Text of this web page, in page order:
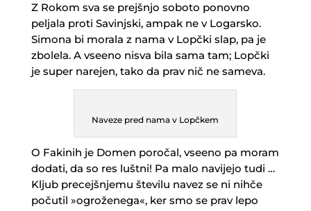
Z Rokom sva se prejšnjo soboto ponovno
peljala proti Savinjski, ampak ne v Logarsko.
Simona bi morala z nama v Lopčki slap, pa je
zbolela. A vseeno nisva bila sama tam; Lopčki
je super narejen, tako da prav nič ne sameva.
Naveze pred nama v Lopčkem
O Fakinih je Domen poročal, vseeno pa moram
dodati, da so res luštni! Pa malo navijejo tudi …
Kljub precejšnjemu številu navez se ni nihče
počutil »ogroženega«, ker smo se prav lepo